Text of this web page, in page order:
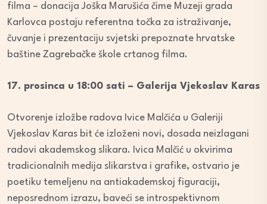
filma – donacija Joška Marušića čime Muzeji grada
Karlovca postaju referentna točka za istraživanje,
čuvanje i prezentaciju svjetski prepoznate hrvatske
baštine Zagrebačke škole crtanog filma.
17. prosinca u 18:00 sati – Galerija Vjekoslav Karas
Otvorenje izložbe radova Ivice Malčića u Galeriji
Vjekoslav Karas bit će izloženi novi, dosada neizlagani
radovi akademskog slikara. Ivica Malčić u okvirima
tradicionalnih medija slikarstva i grafike, ostvario je
poetiku temeljenu na antiakademskoj figuraciji,
neposrednom izrazu, baveći se introspektivnom